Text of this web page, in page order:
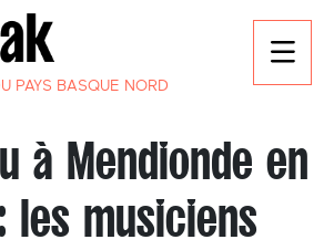
PAYS BASQUE NORD
à Mendionde en
les musiciens